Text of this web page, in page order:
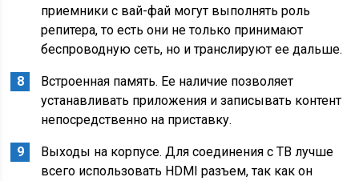
приемники с вай-фай могут выполнять роль
репитера, то есть они не только принимают
беспроводную сеть, но и транслируют ее дальше.
Встроенная память. Ее наличие позволяет
устанавливать приложения и записывать контент
непосредственно на приставку.
Выходы на корпусе. Для соединения с ТВ лучше
всего использовать HDMI разъем, так как он